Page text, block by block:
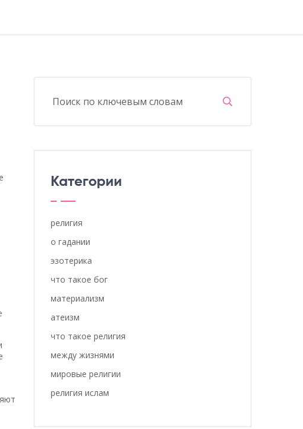
Категории
религия
о гадании
эзотерика
что такое бог
материализм
атеизм
что такое религия
между жизнями
мировые религии
религия ислам